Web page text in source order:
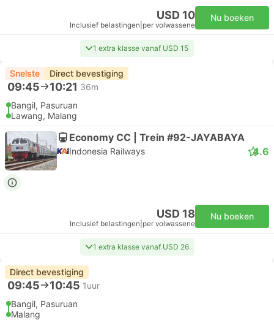
USD 10
Inclusief belastingen per volwassene
Nu boeken
1 extra klasse vanaf USD 15
Snelste Direct bevestiging
09:45 10:21 36m
Bangil, Pasuruan
Lawang, Malang
Economy CC | Trein #92-JAYABAYA
Indonesia Railways 4.6
USD 18
Inclusief belastingen per volwassene
Nu boeken
1 extra klasse vanaf USD 26
Direct bevestiging
09:45 10:45 1uur
Bangil, Pasuruan
Malang